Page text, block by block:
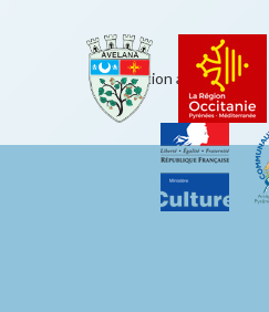
Éducation artistique